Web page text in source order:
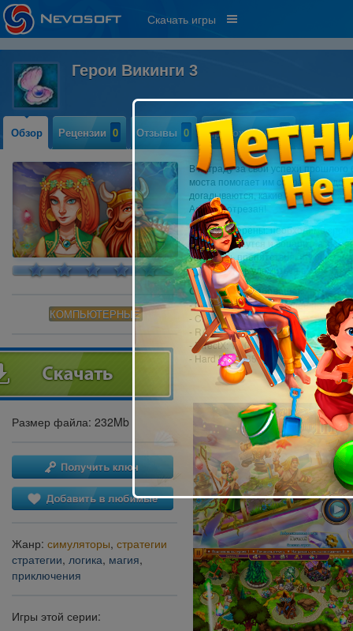
Скачать игры
Герои Викинги 3
Обзор Рецензии 0 Отзывы 0 Прохождение 0
КОМПЬЮТЕРНЫЕ
Размер файла: 232Mb
Жанр: симуляторы, стратегии
стратегии, логика, магия,
приключения
Игры этой серии:
В награду за свои успехи
моста помогает им собраться в
догадываются, какие испытания
Асгарду отрезан!
Викинги уверены: необходимо
богов столкнутся и воцарится
устранять препятствия, чтобы
чтобы успеть уложиться в
Системные требования:
- OS: Windows 7 или более поздняя
- CPU: 2,0 GHz
- RAM: 2048 MB
- DirectX: 11.0
- Hard Drive: 350 Mb